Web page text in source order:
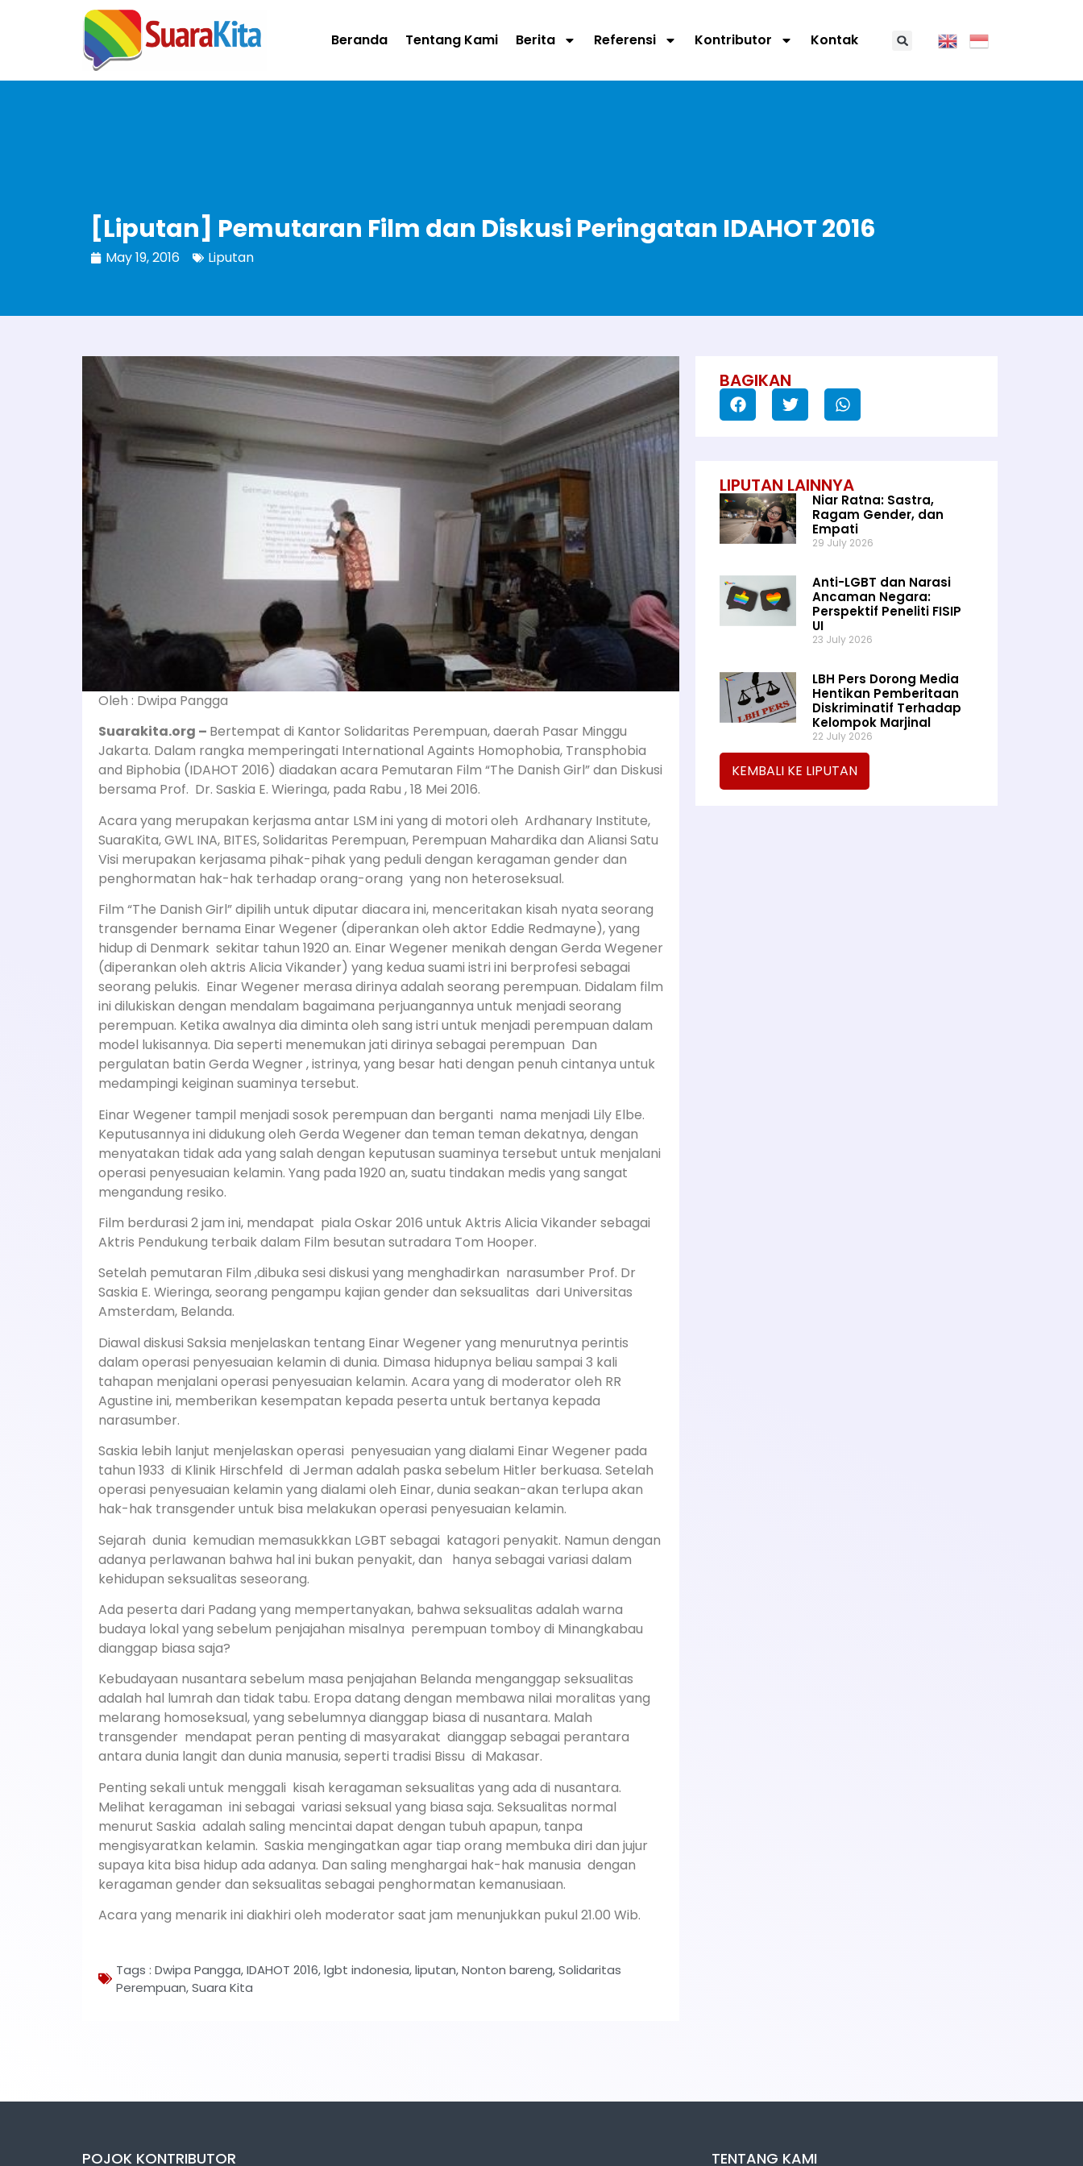
Beranda Tentang Kami Berita Referensi Kontributor Kontak
[Liputan] Pemutaran Film dan Diskusi Peringatan IDAHOT 2016
May 19, 2016 Liputan
Oleh : Dwipa Pangga
Suarakita.org – Bertempat di Kantor Solidaritas Perempuan, daerah Pasar Minggu
Jakarta. Dalam rangka memperingati International Againts Homophobia, Transphobia
and Biphobia (IDAHOT 2016) diadakan acara Pemutaran Film “The Danish Girl” dan Diskusi
bersama Prof. Dr. Saskia E. Wieringa, pada Rabu , 18 Mei 2016.
Acara yang merupakan kerjasma antar LSM ini yang di motori oleh Ardhanary Institute,
SuaraKita, GWL INA, BITES, Solidaritas Perempuan, Perempuan Mahardika dan Aliansi Satu
Visi merupakan kerjasama pihak-pihak yang peduli dengan keragaman gender dan
penghormatan hak-hak terhadap orang-orang yang non heteroseksual.
Film “The Danish Girl” dipilih untuk diputar diacara ini, menceritakan kisah nyata seorang
transgender bernama Einar Wegener (diperankan oleh aktor Eddie Redmayne), yang
hidup di Denmark sekitar tahun 1920 an. Einar Wegener menikah dengan Gerda Wegener
(diperankan oleh aktris Alicia Vikander) yang kedua suami istri ini berprofesi sebagai
seorang pelukis. Einar Wegener merasa dirinya adalah seorang perempuan. Didalam film
ini dilukiskan dengan mendalam bagaimana perjuangannya untuk menjadi seorang
perempuan. Ketika awalnya dia diminta oleh sang istri untuk menjadi perempuan dalam
model lukisannya. Dia seperti menemukan jati dirinya sebagai perempuan Dan
pergulatan batin Gerda Wegner , istrinya, yang besar hati dengan penuh cintanya untuk
medampingi keiginan suaminya tersebut.
Einar Wegener tampil menjadi sosok perempuan dan berganti nama menjadi Lily Elbe.
Keputusannya ini didukung oleh Gerda Wegener dan teman teman dekatnya, dengan
menyatakan tidak ada yang salah dengan keputusan suaminya tersebut untuk menjalani
operasi penyesuaian kelamin. Yang pada 1920 an, suatu tindakan medis yang sangat
mengandung resiko.
Film berdurasi 2 jam ini, mendapat piala Oskar 2016 untuk Aktris Alicia Vikander sebagai
Aktris Pendukung terbaik dalam Film besutan sutradara Tom Hooper.
Setelah pemutaran Film ,dibuka sesi diskusi yang menghadirkan narasumber Prof. Dr
Saskia E. Wieringa, seorang pengampu kajian gender dan seksualitas dari Universitas
Amsterdam, Belanda.
Diawal diskusi Saksia menjelaskan tentang Einar Wegener yang menurutnya perintis
dalam operasi penyesuaian kelamin di dunia. Dimasa hidupnya beliau sampai 3 kali
tahapan menjalani operasi penyesuaian kelamin. Acara yang di moderator oleh RR
Agustine ini, memberikan kesempatan kepada peserta untuk bertanya kepada
narasumber.
Saskia lebih lanjut menjelaskan operasi penyesuaian yang dialami Einar Wegener pada
tahun 1933 di Klinik Hirschfeld di Jerman adalah paska sebelum Hitler berkuasa. Setelah
operasi penyesuaian kelamin yang dialami oleh Einar, dunia seakan-akan terlupa akan
hak-hak transgender untuk bisa melakukan operasi penyesuaian kelamin.
Sejarah dunia kemudian memasukkkan LGBT sebagai katagori penyakit. Namun dengan
adanya perlawanan bahwa hal ini bukan penyakit, dan hanya sebagai variasi dalam
kehidupan seksualitas seseorang.
Ada peserta dari Padang yang mempertanyakan, bahwa seksualitas adalah warna
budaya lokal yang sebelum penjajahan misalnya perempuan tomboy di Minangkabau
dianggap biasa saja?
Kebudayaan nusantara sebelum masa penjajahan Belanda menganggap seksualitas
adalah hal lumrah dan tidak tabu. Eropa datang dengan membawa nilai moralitas yang
melarang homoseksual, yang sebelumnya dianggap biasa di nusantara. Malah
transgender mendapat peran penting di masyarakat dianggap sebagai perantara
antara dunia langit dan dunia manusia, seperti tradisi Bissu di Makasar.
Penting sekali untuk menggali kisah keragaman seksualitas yang ada di nusantara.
Melihat keragaman ini sebagai variasi seksual yang biasa saja. Seksualitas normal
menurut Saskia adalah saling mencintai dapat dengan tubuh apapun, tanpa
mengisyaratkan kelamin. Saskia mengingatkan agar tiap orang membuka diri dan jujur
supaya kita bisa hidup ada adanya. Dan saling menghargai hak-hak manusia dengan
keragaman gender dan seksualitas sebagai penghormatan kemanusiaan.
Acara yang menarik ini diakhiri oleh moderator saat jam menunjukkan pukul 21.00 Wib.
Tags : Dwipa Pangga,IDAHOT 2016,lgbt indonesia,liputan,Nonton bareng,Solidaritas
Perempuan,Suara Kita
BAGIKAN
LIPUTAN LAINNYA
Niar Ratna: Sastra,
Ragam Gender, dan
Empati
29 July 2026
Anti-LGBT dan Narasi
Ancaman Negara:
Perspektif Peneliti FISIP
UI
23 July 2026
LBH Pers Dorong Media
Hentikan Pemberitaan
Diskriminatif Terhadap
Kelompok Marjinal
22 July 2026
KEMBALI KE LIPUTAN
POJOK KONTRIBUTOR TENTANG KAMI